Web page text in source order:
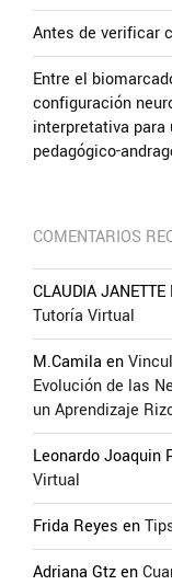
Antes de verificar
Entre el
configuración
interpretativa
pedagógico-
COMENTARIOS
CLAUDIA
Tutoría Virtual
M.Camila en
Evolución de las
un Aprendizaje
Leonardo Joaquin
Virtual
Frida Reyes en
Adriana Gtzen